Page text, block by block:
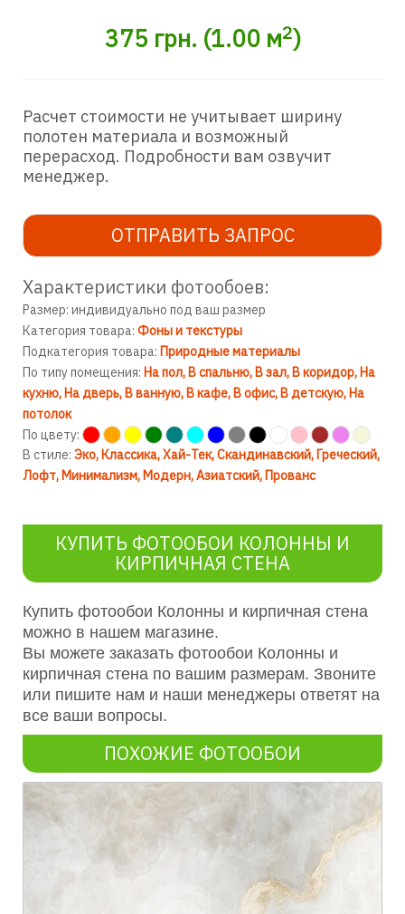
375 грн. (1.00м2)
Расчет стоимости не учитывает ширину
полотен материала и возможный
перерасход. Подробности вам озвучит
менеджер.
ОТПРАВИТЬ ЗАПРОС
Характеристики фотообоев:
Размер: индивидуально под ваш размер
Категория товара: Фоны и текстуры
Подкатегория товара: Природные материалы
По типу помещения: На пол В спальню В зал В коридор На
кухню На дверь В ванную В кафе В офис В детскую На
потолок
По цвету:
В стиле: Эко Классика Хай-Тек Скандинавский Греческий
Лофт Минимализм Модерн Азиатский Прованс
КУПИТЬ ФОТООБОИ КОЛОННЫ И
КИРПИЧНАЯ СТЕНА
Купить фотообои Колонны и кирпичная стена
можно в нашем магазине.
Вы можете заказать фотообои Колонны и
кирпичная стена по вашим размерам. Звоните
или пишите нам и наши менеджеры ответят на
все ваши вопросы.
ПОХОЖИЕ ФОТООБОИ